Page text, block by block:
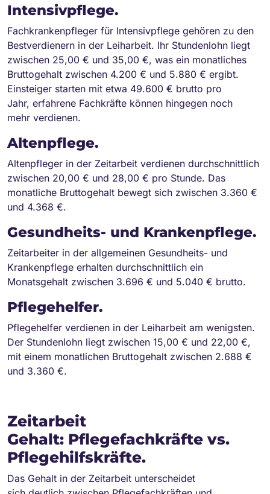
Intensivpflege.
Fachkrankenpfleger für Intensivpflege gehören zu den
Bestverdienern in der Leiharbeit. Ihr Stundenlohn liegt
zwischen 25,00 € und 35,00 €, was ein monatliches
Bruttogehalt zwischen 4.200 € und 5.880 € ergibt.
Einsteiger starten mit etwa 49.600 € brutto pro
Jahr, erfahrene Fachkräfte können hingegen noch
mehr verdienen.
Altenpflege.
Altenpfleger in der Zeitarbeit verdienen durchschnittlich
zwischen 20,00 € und 28,00 € pro Stunde. Das
monatliche Bruttogehalt bewegt sich zwischen 3.360 €
und 4.368 €.
Gesundheits- und Krankenpflege.
Zeitarbeiter in der allgemeinen Gesundheits- und
Krankenpflege erhalten durchschnittlich ein
Monatsgehalt zwischen 3.696 € und 5.040 € brutto.
Pflegehelfer.
Pflegehelfer verdienen in der Leiharbeit am wenigsten.
Der Stundenlohn liegt zwischen 15,00 € und 22,00 €,
mit einem monatlichen Bruttogehalt zwischen 2.688 €
und 3.360 €.
Zeitarbeit
Gehalt: Pflegefachkräfte vs.
Pflegehilfskräfte.
Das Gehalt in der Zeitarbeit unterscheidet